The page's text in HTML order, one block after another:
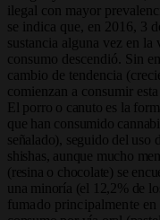
ilegal con mayor
se indica que, en 2016, 3
sustancia alguna vez en la
consumo descendió. Sin
cambio de tendencia
comienzan a consumir
El porro o canuto es la
que han consumido
señalado), seguido del uso
shishas, aunque mucho
(resina o chocolate) se
una minoría (el 12,2% de
fumado principalmente